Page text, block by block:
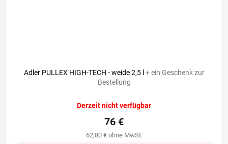
Adler PULLEX HIGH-TECH - weide 2,5 l + ein Geschenk zur
Bestellung
Derzeit nicht verfügbar
62,80 € ohne MwSt.
76 €